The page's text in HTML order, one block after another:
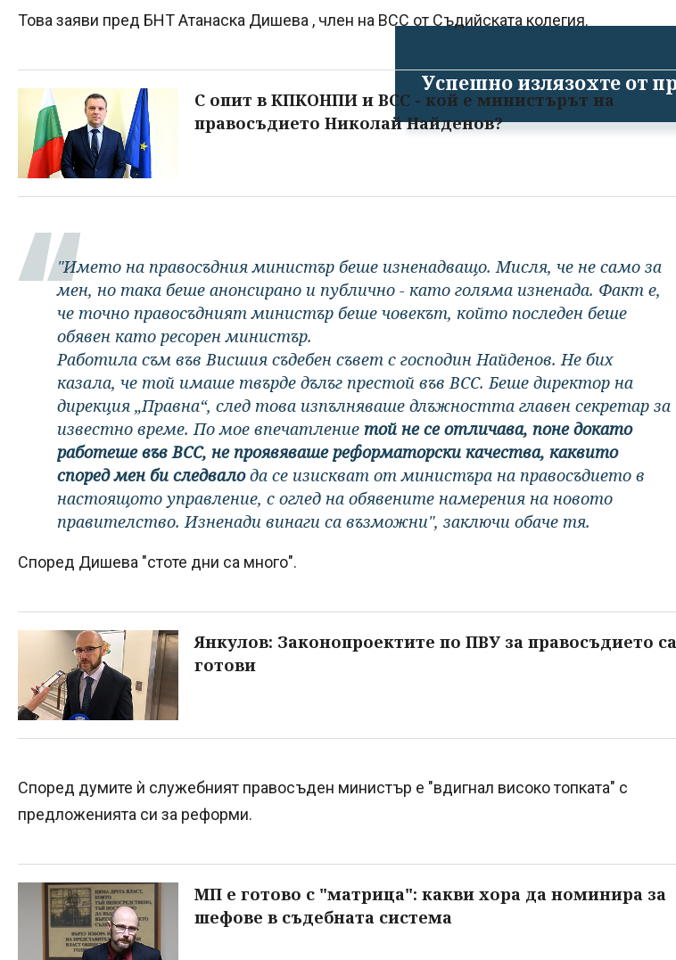
Успешно излязохте от
Това заяви пред БНТ Атанаска Дишева , член на ВСС от Съдийската колегия.
С опит в КПКОНПИ и ВСС - кой е министърът на
правосъдието Николай Найденов?
"Името на правосъдния министър беше изненадващо. Мисля, че не само за
мен, но така беше анонсирано и публично - като голяма изненада. Факт е,
че точно правосъдният министър беше човекът, който последен беше
обявен като ресорен министър.
Работила съм във Висшия съдебен съвет с господин Найденов. Не бих
казала, че той имаше твърде дълъг престой във ВСС. Беше директор на
дирекция „Правна“, след това изпълняваше длъжността главен секретар за
известно време. По мое впечатление той не се отличава, поне докато
работеше във ВСС, не проявяваше реформаторски качества, каквито
според мен би следвалода се изискват от министъра на правосъдието в
настоящото управление, с оглед на обявените намерения на новото
правителство. Изненади винаги са възможни", заключи обаче тя.
Според Дишева "стоте дни са много".
Янкулов: Законопроектите по ПВУ за правосъдието са
готови
Според думите ѝ служебният правосъден министър е "вдигнал високо топката" с
предложенията си за реформи.
МП е готово с "матрица": какви хора да номинира за
шефове в съдебната система